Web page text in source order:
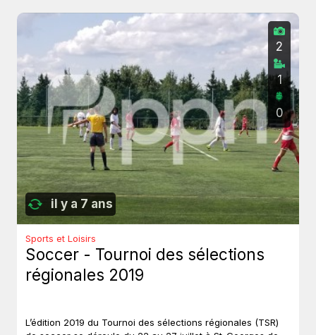
il y a 7 ans
2
1
0
Sports et Loisirs
Soccer - Tournoi des sélections
régionales 2019
L’édition 2019 du Tournoi des sélections régionales (TSR)